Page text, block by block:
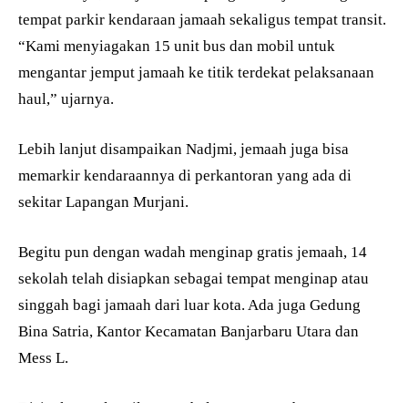
tempat parkir kendaraan jamaah sekaligus tempat transit.
“Kami menyiagakan 15 unit bus dan mobil untuk
mengantar jemput jamaah ke titik terdekat pelaksanaan
haul,” ujarnya.
Lebih lanjut disampaikan Nadjmi, jemaah juga bisa
memarkir kendaraannya di perkantoran yang ada di
sekitar Lapangan Murjani.
Begitu pun dengan wadah menginap gratis jemaah, 14
sekolah telah disiapkan sebagai tempat menginap atau
singgah bagi jamaah dari luar kota. Ada juga Gedung
Bina Satria, Kantor Kecamatan Banjarbaru Utara dan
Mess L.